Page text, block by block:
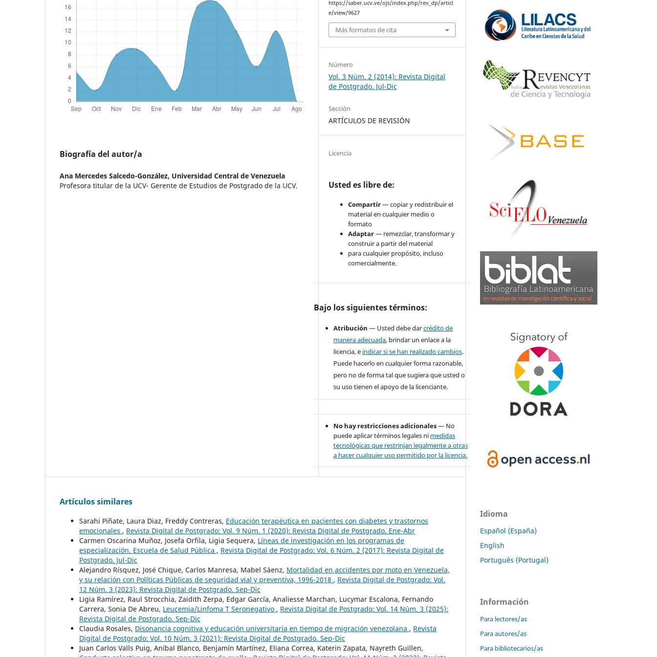
Biografía del autor/a
Ana Mercedes Salcedo-González, Universidad Central de Venezuela
Profesora titular de la UCV- Gerente de Estudios de Postgrado de la UCV.
https://saber.ucv.ve/ojs/index.php/rev_dp/articl
e/view/9627
Más formatos de cita
Número
Vol. 3 Núm. 2 (2014): Revista Digital
de Postgrado. Jul-Dic
Sección
ARTÍCULOS DE REVISIÓN
Licencia
Usted es libre de:
Compartir— copiar y redistribuir el
material en cualquier medio o
formato
Adaptar— remezclar, transformar y
construir a partir del material
para cualquier propósito, incluso
comercialmente.
Bajo los siguientes términos:
Atribución — Usted debe darcrédito de
manera adecuada, brindar un enlace a la
licencia, e indicar si se han realizado cambios.
Puede hacerlo en cualquier forma razonable,
pero no de forma tal que sugiera que usted o
su uso tienen el apoyo de la licenciante.
No hay restricciones adicionales— No
puede aplicar términos legales ni medidas
tecnológicas que restrinjan legalmente a otras
a hacer cualquier uso permitido por la licencia.
Artículos similares
Sarahi Piñate, Laura Diaz, Freddy Contreras, Educación terapéutica en pacientes con diabetes y trastornos
emocionales , Revista Digital de Postgrado: Vol. 9 Núm. 1 (2020): Revista Digital de Postgrado. Ene-Abr
Carmen Oscarina Muñoz, Josefa Orfila, Ligia Sequera, Líneas de investigación en los programas de
especialización. Escuela de Salud Pública , Revista Digital de Postgrado: Vol. 6 Núm. 2 (2017): Revista Digital de
Postgrado. Jul-Dic
Alejandro Rísquez, José Chique, Carlos Manresa, Mabel Sáenz, Mortalidad en accidentes por moto en Venezuela,
y su relación con Políticas Públicas de seguridad vial y preventiva, 1996-2018 , Revista Digital de Postgrado: Vol.
12 Núm. 3 (2023): Revista Digital de Postgrado. Sep-Dic
Ligia Ramírez, Raul Strocchia, Zaidith Zerpa, Edgar García, Analiesse Marchan, Lucymar Escalona, Fernando
Carrera, Sonia De Abreu, Leucemia/Linfoma T Seronegativo , Revista Digital de Postgrado: Vol. 14 Núm. 3 (2025):
Revista Digital de Postgrado. Sep-Dic
Claudia Rosales, Disonancia cognitiva y educación universitaria en tiempo de migración venezolana , Revista
Digital de Postgrado: Vol. 10 Núm. 3 (2021): Revista Digital de Postgrado. Sep-Dic
Juan Carlos Valls Puig, Aníbal Blanco, Benjamín Martínez, Eliana Correa, Katerin Zapata, Nayreth Guillen,
Idioma
Español (España)
English
Português (Portugal)
Información
Para lectores/as
Para autores/as
Para bibliotecarios/as